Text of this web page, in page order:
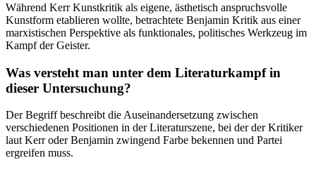
Während Kerr Kunstkritik als eigene, ästhetisch anspruchsvolle
Kunstform etablieren wollte, betrachtete Benjamin Kritik aus einer
marxistischen Perspektive als funktionales, politisches Werkzeug im
Kampf der Geister.
Was versteht man unter dem Literaturkampf in
dieser Untersuchung?
Der Begriff beschreibt die Auseinandersetzung zwischen
verschiedenen Positionen in der Literaturszene, bei der der Kritiker
laut Kerr oder Benjamin zwingend Farbe bekennen und Partei
ergreifen muss.